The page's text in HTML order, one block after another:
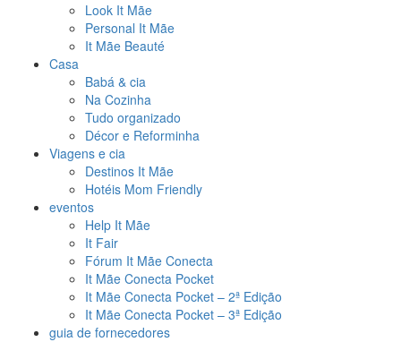
Look It Mãe
Personal It Mãe
It Mãe Beauté
Casa
Babá & cia
Na Cozinha
Tudo organizado
Décor e Reforminha
Viagens e cia
Destinos It Mãe
Hotéis Mom Friendly
eventos
Help It Mãe
It Fair
Fórum It Mãe Conecta
It Mãe Conecta Pocket
It Mãe Conecta Pocket – 2ª Edição
It Mãe Conecta Pocket – 3ª Edição
guia de fornecedores